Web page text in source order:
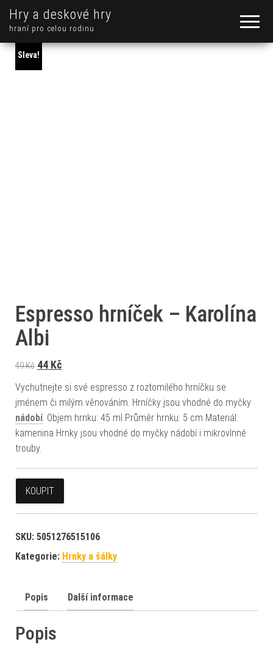
Hry a deskové hry
hraní pro celou rodinu
Sleva!
Espresso hrníček – Karolína
Albi
49Kč Původní cena byla: 49 Kč.
44 Kč
Vychutnejte si své espresso z roztomilého hrníčku se
jménem či milým věnováním. Hrníčky jsou vhodné do myčky
nádobí. Objem hrnku: 45 ml Průměr hrnku: 5 cm Materiál:
kamenina Hrnky jsou vhodné do myčky nádobí i mikrovlnné
trouby.
KOUPIT
SKU: 5051276515106
Kategorie: Hrnky a šálky
Popis Další informace
Popis